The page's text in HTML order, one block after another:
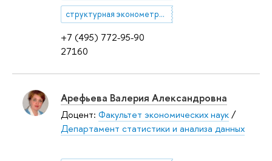
+7 (495) 772-95-90
27160
структурная эконометрика
Арефьева Валерия Александровна
Доцент: Факультет экономических наук/
Департамент статистики и анализа данных